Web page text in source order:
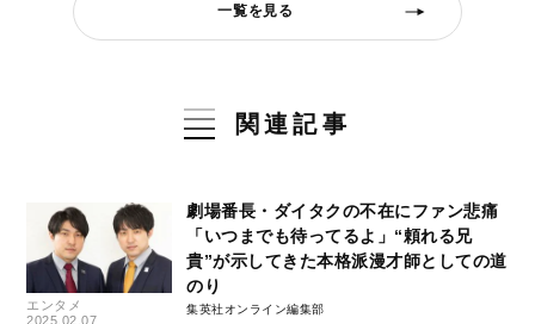
一覧を見る
関連記事
エンタメ
2025.02.07
劇場番長・ダイタクの不在にファン悲痛
「いつまでも待ってるよ」“頼れる兄
貴”が示してきた本格派漫才師としての道
のり
集英社オンライン編集部